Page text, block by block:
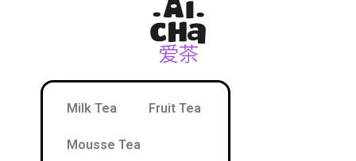
Milk Tea Fruit Tea
Mousse Tea